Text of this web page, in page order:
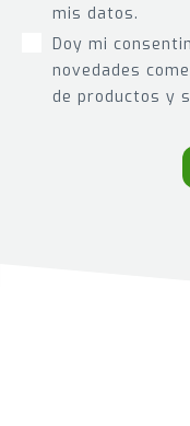
mis datos.
Doy mi
novedades
de productos y